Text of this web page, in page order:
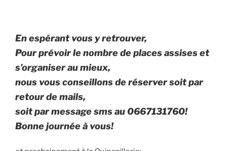
En espérant vous y retrouver,
Pour prévoir le nombre de places assises et
s’organiser au mieux,
nous vous conseillons de réserversoit par
retour de mails,
soit par message sms au 0667131760!
Bonne journée à vous!